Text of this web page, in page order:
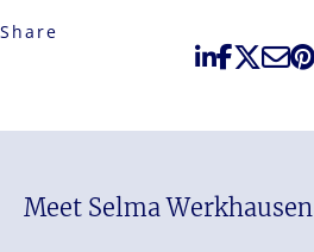
Share
Meet Selma Werkhausen